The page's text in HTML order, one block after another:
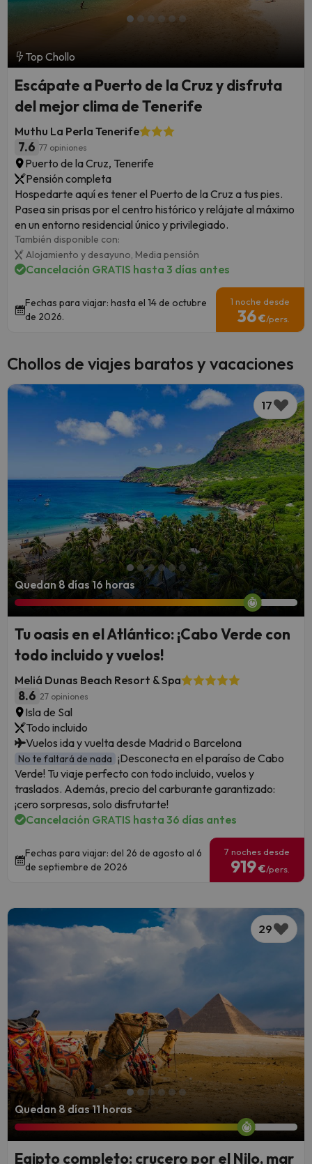
Top Chollo
Escápate a Puerto de la Cruz y disfruta
del mejor clima de Tenerife
Muthu La Perla Tenerife
7.6 77 opiniones
Puerto de la Cruz, Tenerife
Pensión completa
Hospedarte aquí es tener el Puerto de la Cruz a tus pies.
Pasea sin prisas por el centro histórico y relájate al máximo
en un entorno residencial único y privilegiado.
También disponible con:
Alojamiento y desayuno, Media pensión
Cancelación GRATIS hasta 3 días antes
Fechas para viajar: hasta el 14 de octubre
de 2026.
1 noche desde
36€/pers.
Chollos de viajes baratos y vacaciones
17
Quedan 8 días 16 horas
Tu oasis en el Atlántico: ¡Cabo Verde con
todo incluido y vuelos!
Meliá Dunas Beach Resort & Spa
8.6 27 opiniones
Isla de Sal
Todo incluido
Vuelos ida y vuelta desde Madrid o Barcelona
No te faltará de nada ¡Desconecta en el paraíso de Cabo
Verde! Tu viaje perfecto con todo incluido, vuelos y
traslados. Además, precio del carburante garantizado:
¡cero sorpresas, solo disfrutarte!
Cancelación GRATIS hasta 36 días antes
Fechas para viajar: del 26 de agosto al 6
de septiembre de 2026
7 noches desde
919€/pers.
29
Quedan 8 días 11 horas
Egipto completo: crucero por el Nilo, mar